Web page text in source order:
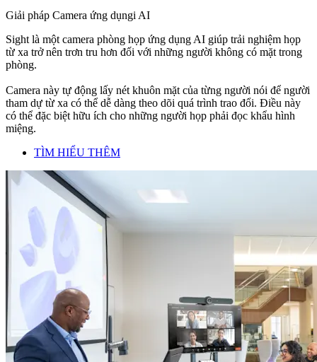
Giải pháp Camera ứng dụngi AI
Sight là một camera phòng họp ứng dụng AI giúp trải nghiệm họp
từ xa trở nên trơn tru hơn đối với những người không có mặt trong
phòng.
Camera này tự động lấy nét khuôn mặt của từng người nói để người
tham dự từ xa có thể dễ dàng theo dõi quá trình trao đổi. Điều này
có thể đặc biệt hữu ích cho những người họp phải đọc khẩu hình
miệng.
TÌM HIỂU THÊM